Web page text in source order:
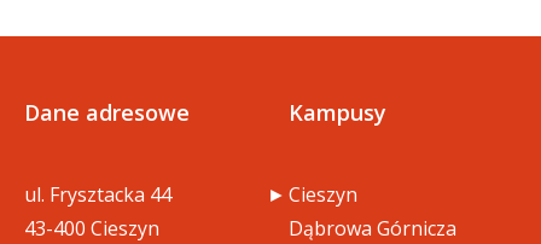
Dane adresowe
ul. Frysztacka 44
43-400 Cieszyn
Kampusy
Cieszyn
Dąbrowa Górnicza